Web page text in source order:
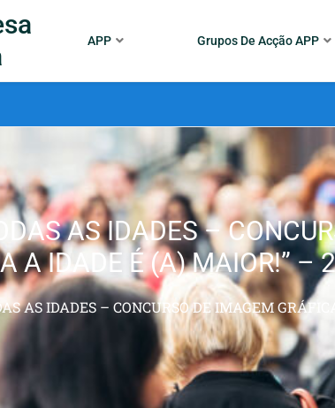
APP Grupos De Acção APP
AS IDADES –
A IDADE É (A) MAIOR!” –
AS IDADES – CONCURSO DE IMAGEM